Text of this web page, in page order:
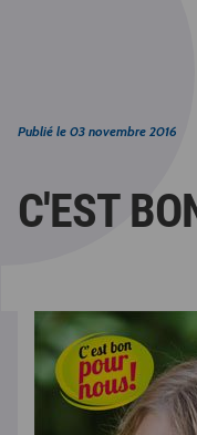
Publié le 03 novembre 2016
C'EST